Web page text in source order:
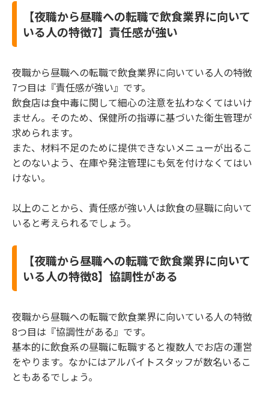
【夜職から昼職への転職で飲食業界に向いて
いる人の特徴7】責任感が強い
夜職から昼職への転職で飲食業界に向いている人の特徴
7つ目は『責任感が強い』です。
飲食店は食中毒に関して細心の注意を払わなくてはいけ
ません。そのため、保健所の指導に基づいた衛生管理が
求められます。
また、材料不足のために提供できないメニューが出るこ
とのないよう、在庫や発注管理にも気を付けなくてはい
けない。
以上のことから、責任感が強い人は飲食の昼職に向いて
いると考えられるでしょう。
【夜職から昼職への転職で飲食業界に向いて
いる人の特徴8】協調性がある
夜職から昼職への転職で飲食業界に向いている人の特徴
8つ目は『協調性がある』です。
基本的に飲食系の昼職に転職すると複数人でお店の運営
をやります。なかにはアルバイトスタッフが数名いるこ
ともあるでしょう。